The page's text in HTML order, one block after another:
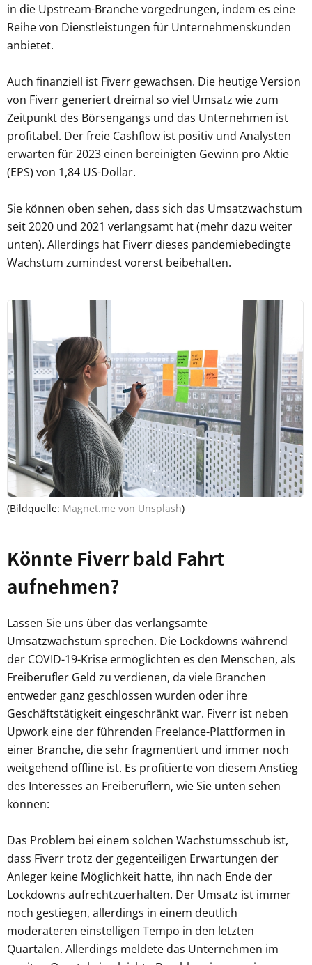
in die Upstream-Branche vorgedrungen, indem es eine
Reihe von Dienstleistungen für Unternehmenskunden
anbietet.
Auch finanziell ist Fiverr gewachsen. Die heutige Version
von Fiverr generiert dreimal so viel Umsatz wie zum
Zeitpunkt des Börsengangs und das Unternehmen ist
profitabel. Der freie Cashflow ist positiv und Analysten
erwarten für 2023 einen bereinigten Gewinn pro Aktie
(EPS) von 1,84 US-Dollar.
Sie können oben sehen, dass sich das Umsatzwachstum
seit 2020 und 2021 verlangsamt hat (mehr dazu weiter
unten). Allerdings hat Fiverr dieses pandemiebedingte
Wachstum zumindest vorerst beibehalten.
(Bildquelle: Magnet.me von Unsplash)
Könnte Fiverr bald Fahrt
aufnehmen?
Lassen Sie uns über das verlangsamte
Umsatzwachstum sprechen. Die Lockdowns während
der COVID-19-Krise ermöglichten es den Menschen, als
Freiberufler Geld zu verdienen, da viele Branchen
entweder ganz geschlossen wurden oder ihre
Geschäftstätigkeit eingeschränkt war. Fiverr ist neben
Upwork eine der führenden Freelance-Plattformen in
einer Branche, die sehr fragmentiert und immer noch
weitgehend offline ist. Es profitierte von diesem Anstieg
des Interesses an Freiberuflern, wie Sie unten sehen
können:
Das Problem bei einem solchen Wachstumsschub ist,
dass Fiverr trotz der gegenteiligen Erwartungen der
Anleger keine Möglichkeit hatte, ihn nach Ende der
Lockdowns aufrechtzuerhalten. Der Umsatz ist immer
noch gestiegen, allerdings in einem deutlich
moderateren einstelligen Tempo in den letzten
Quartalen. Allerdings meldete das Unternehmen im